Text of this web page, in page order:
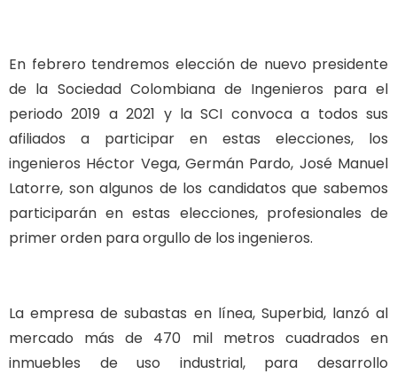
En febrero tendremos elección de nuevo presidente
de la Sociedad Colombiana de Ingenieros para el
periodo 2019 a 2021 y la SCI convoca a todos sus
afiliados a participar en estas elecciones, los
ingenieros Héctor Vega, Germán Pardo, José Manuel
Latorre, son algunos de los candidatos que sabemos
participarán en estas elecciones, profesionales de
primer orden para orgullo de los ingenieros.
La empresa de subastas en línea, Superbid, lanzó al
mercado más de 470 mil metros cuadrados en
inmuebles de uso industrial, para desarrollo